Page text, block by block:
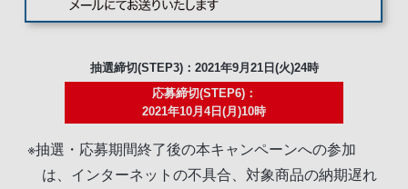
抽選締切(STEP3)：2021年9月21日(火)24時
応募締切(STEP6)：
2021年10月4日(月)10時
※抽選・応募期間終了後の本キャンペーンへの参加
は、インターネットの不具合、対象商品の納期遅れ